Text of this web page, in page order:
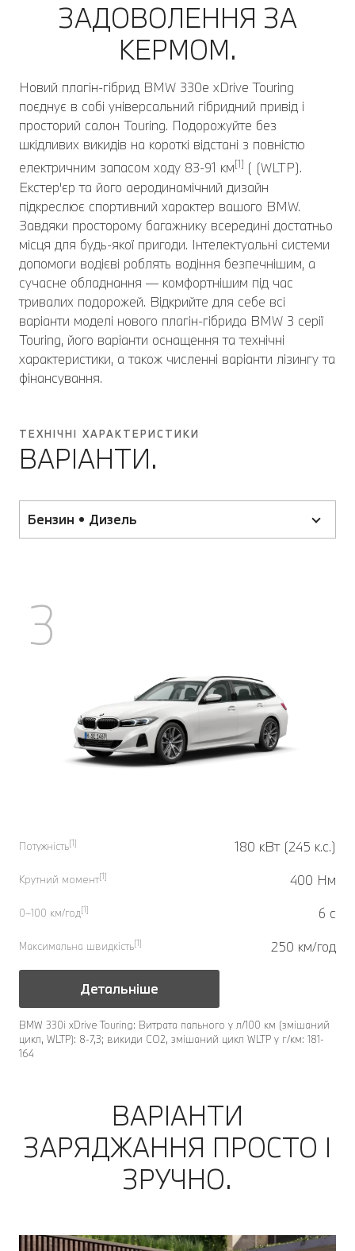
ЗАДОВОЛЕННЯ ЗА
КЕРМОМ.
Новий плагін-гібрид BMW 330e xDrive Touring
поєднує в собі універсальний гібридний привід і
просторий салон Touring. Подорожуйте без
шкідливих викидів на короткі відстані з повністю
електричним запасом ходу 83-91 км[1] ( (WLTP).
Екстер'єр та його аеродинамічний дизайн
підкреслює спортивний характер вашого BMW.
Завдяки просторому багажнику всередині достатньо
місця для будь-якої пригоди. Інтелектуальні системи
допомоги водієві роблять водіння безпечнішим, а
сучасне обладнання — комфортнішим під час
тривалих подорожей. Відкрийте для себе всі
варіанти моделі нового плагін-гібрида BMW 3 серії
Touring, його варіанти оснащення та технічні
характеристики, а також численні варіанти лізингу та
фінансування.
ТЕХНІЧНІ ХАРАКТЕРИСТИКИ
ВАРІАНТИ.
Бензин • Дизель
3
Потужність[1] 180 кВт (245 к.с.)
Крутний момент[1] 400 Нм
0–100 км/год[1] 6 с
Максимальна швидкість[1] 250 км/год
Детальніше
BMW 330i xDrive Touring: Витрата пального у л/100 км (змішаний
цикл, WLTP): 8-7,3; викиди CO2, змішаний цикл WLTP у г/км: 181-
164
ВАРІАНТИ
ЗАРЯДЖАННЯ ПРОСТО І
ЗРУЧНО.